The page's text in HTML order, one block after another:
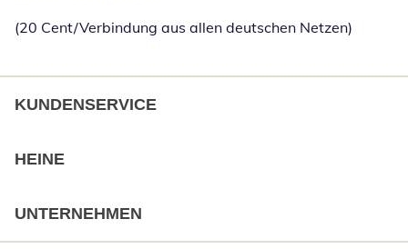
(20 Cent/Verbindung aus allen deutschen Netzen)
KUNDENSERVICE
HEINE
UNTERNEHMEN